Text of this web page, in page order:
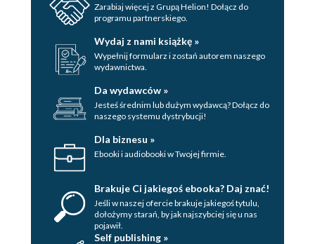
Zarabiaj więcej z Grupą Helion! Dołącz do
programu partnerskiego.
Wydaj z nami książkę »
Wypełnij formularz i zostań autorem naszego
wydawnictwa.
Da wydawców »
Jesteś średnim lub dużym wydawcą? Dołącz do
naszego systemu dystrybucji!
Dla biznesu »
Ebooki i audiobooki w Twojej firmie.
Brakuje Ci jakiegoś ebooka? Daj znać!
Jeśli w naszej ofercie brakuje jakiegoś tytulu,
dołożymy starań, by jak najszybciej się u nas
pojawił.
Self publishing »